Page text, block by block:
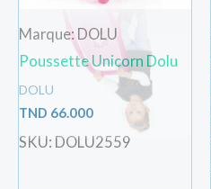
Marque: DOLU
Poussette Unicorn Dolu
DOLU
TND 66.000
SKU: DOLU2559